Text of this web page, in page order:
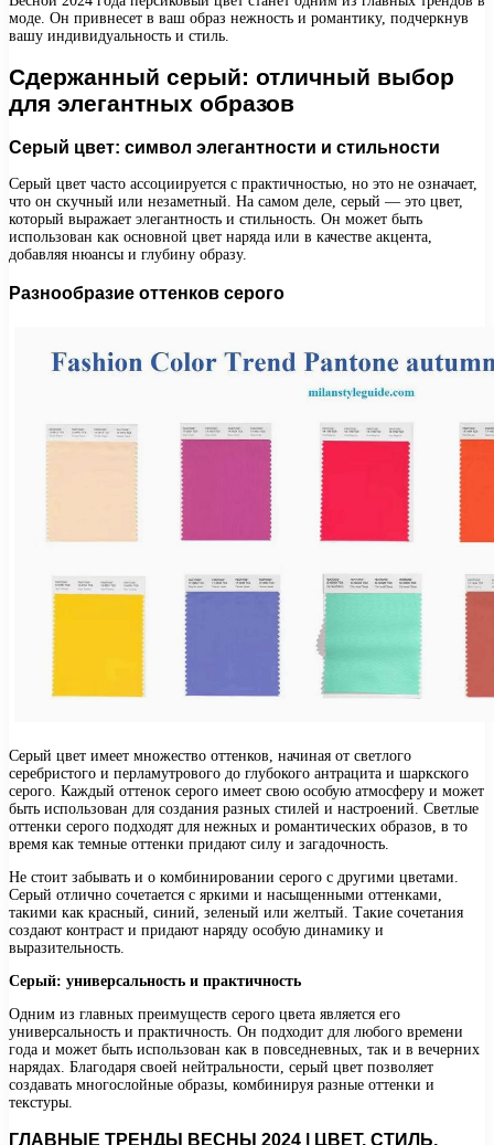
моде. Он привнесет в ваш образ нежность и романтику, подчеркнув
вашу индивидуальность и стиль.
Сдержанный серый: отличный выбор
для элегантных образов
Серый цвет: символ элегантности и стильности
Серый цвет часто ассоциируется с практичностью, но это не означает,
что он скучный или незаметный. На самом деле, серый — это цвет,
который выражает элегантность и стильность. Он может быть
использован как основной цвет наряда или в качестве акцента,
добавляя нюансы и глубину образу.
Разнообразие оттенков серого
Серый цвет имеет множество оттенков, начиная от светлого
серебристого и перламутрового до глубокого антрацита и шаркского
серого. Каждый оттенок серого имеет свою особую атмосферу и может
быть использован для создания разных стилей и настроений. Светлые
оттенки серого подходят для нежных и романтических образов, в то
время как темные оттенки придают силу и загадочность.
Не стоит забывать и о комбинировании серого с другими цветами.
Серый отлично сочетается с яркими и насыщенными оттенками,
такими как красный, синий, зеленый или желтый. Такие сочетания
создают контраст и придают наряду особую динамику и
выразительность.
Серый: универсальность и практичность
Одним из главных преимуществ серого цвета является его
универсальность и практичность. Он подходит для любого времени
года и может быть использован как в повседневных, так и в вечерних
нарядах. Благодаря своей нейтральности, серый цвет позволяет
создавать многослойные образы, комбинируя разные оттенки и
текстуры.
ГЛАВНЫЕ ТРЕНДЫ ВЕСНЫ 2024 | ЦВЕТ, СТИЛЬ,